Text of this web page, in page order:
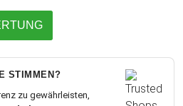
STIMMEN?
zu gewährleisten,